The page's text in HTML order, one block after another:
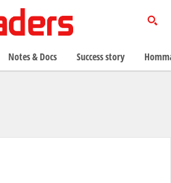
Notes & Docs Success story